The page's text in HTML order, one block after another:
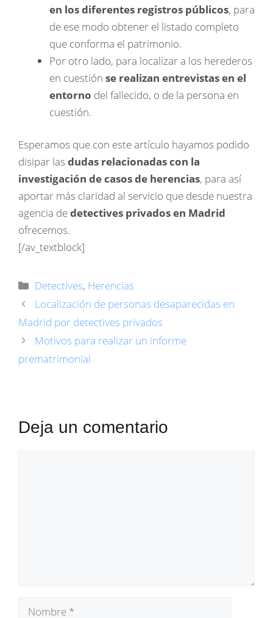
en los diferentes registros públicos, para
de ese modo obtener el listado completo
que conforma el patrimonio.
Por otro lado, para localizar a los herederos
en cuestión se realizan entrevistas en el
entorno del fallecido, o de la persona en
cuestión.
Esperamos que con este artículo hayamos podido
disipar las dudas relacionadas con la
investigación de casos de herencias, para así
aportar más claridad al servicio que desde nuestra
agencia dedetectives privados en Madrid
ofrecemos.
[/av_textblock]
Categorías
Detectives, Herencias
Localización de personas desaparecidas en
Madrid por detectives privados
Motivos para realizar un informe
prematrimonial
Deja un comentario
Nombre